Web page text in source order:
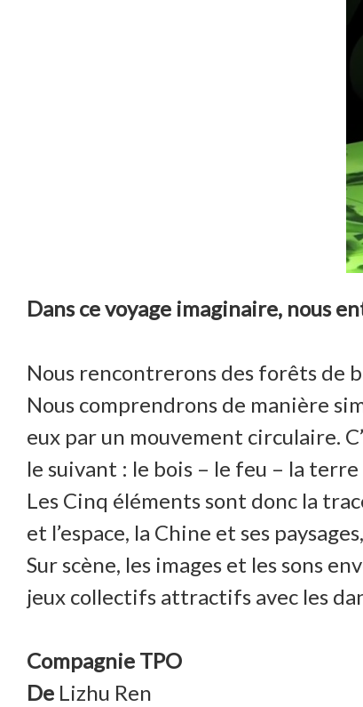
Dans ce voyage imaginaire, nous
Nous rencontrerons des forêts de
Nous comprendrons de manière
eux par un mouvement circulaire.
le suivant : le bois – le feu – la terre
Les Cinq éléments sont donc la
et l’espace, la Chine et ses
Sur scène, les images et les sons
jeux collectifs attractifs avec les
Compagnie TPO
De Lizhu Ren